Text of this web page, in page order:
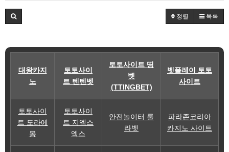
정렬 목록
대왕카지
노
토토사이
트 텐텐벳
토토사이트 띵
벳
(TTINGBET)
벳플레이 토토
사이트
토토사이
트 도라에
몽
토토사이
트 지엑스
엑스
안전놀이터 룰
라벳
파라존코리아
카지노 사이트